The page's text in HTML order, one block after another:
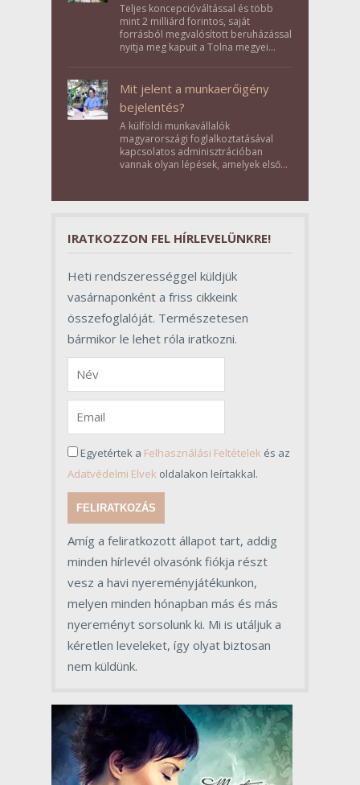
Teljes koncepcióváltással és több
mint 2 milliárd forintos, saját
forrásból megvalósított beruházással
nyitja meg kapuit a Tolna megyei
Mit jelent a munkaerőigény
bejelentés?
A külföldi munkavállalók
magyarországi foglalkoztatásával
kapcsolatos adminisztrációban
vannak olyan lépések, amelyek első
szerepet töltenek be az egész
IRATKOZZON FEL HÍRLEVELÜNKRE!
Heti rendszerességgel küldjük
vasárnaponként a friss cikkeink
összefoglalóját. Természetesen
bármikor le lehet róla iratkozni.
Egyetértek a Felhasználási Feltételek és az
Adatvédelmi Elvek oldalakon leírtakkal.
FELIRATKOZÁS
Amíg a feliratkozott állapot tart, addig
minden hírlevél olvasónk fiókja részt
vesz a havi nyereményjátékunkon,
melyen minden hónapban más és más
nyereményt sorsolunk ki. Mi is utáljuk a
kéretlen leveleket, így olyat biztosan
nem küldünk.